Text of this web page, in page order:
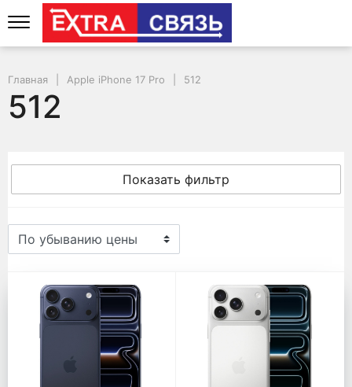
Главная Apple iPhone 17 Pro 512
512
Показать фильтр
512